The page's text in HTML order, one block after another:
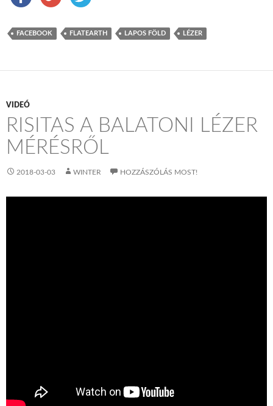
FACEBOOK FLATEARTH LAPOS FÖLD LÉZER
VIDEÓ
RISITAS A BALATONI LÉZER
MÉRÉSRŐL
2018-03-03 WINTER HOZZÁSZÓLÁS MOST!